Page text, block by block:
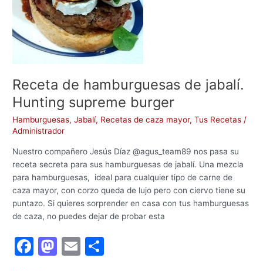
Receta de hamburguesas de jabalí.
Hunting supreme burger
Hamburguesas,Jabalí, Recetas de caza mayor,Tus Recetas /
Administrador
Nuestro compañero Jesús Díaz @agus_team89 nos pasa su
receta secreta para sus hamburguesas de jabalí. Una mezcla
para hamburguesas, ideal para cualquier tipo de carne de
caza mayor, con corzo queda de lujo pero con ciervo tiene su
puntazo. Si quieres sorprender en casa con tus hamburguesas
de caza, no puedes dejar de probar esta
F
M E
supreme
burger